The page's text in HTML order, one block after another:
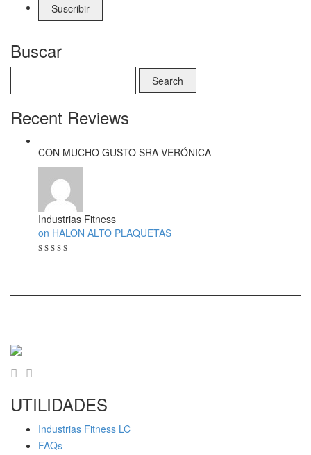
Buscar
Recent Reviews
CON MUCHO GUSTO SRA VERÓNICA
Industrias Fitness
on HALON ALTO PLAQUETAS
UTILIDADES
Industrias Fitness LC
FAQs